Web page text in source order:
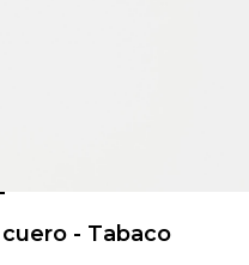
- Tabaco